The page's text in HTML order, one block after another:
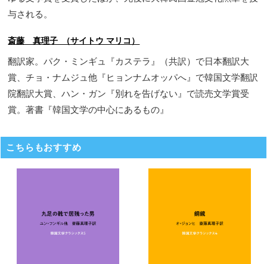
与される。
斎藤 真理子 （サイトウ マリコ）
翻訳家。パク・ミンギュ『カステラ』（共訳）で日本翻訳大
賞、チョ・ナムジュ他『ヒョンナムオッパへ』で韓国文学翻訳
院翻訳大賞、ハン・ガン『別れを告げない』で読売文学賞受
賞。著書『韓国文学の中心にあるもの』
こちらもおすすめ